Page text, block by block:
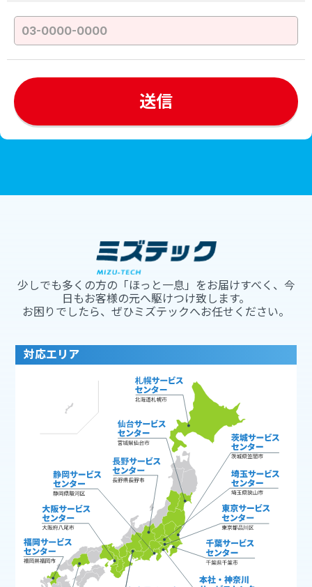
少しでも多くの方の「ほっと一息」をお届けすべく、今
日もお客様の元へ駆けつけ致します。
お困りでしたら、ぜひミズテックへお任せください。
対応エリア